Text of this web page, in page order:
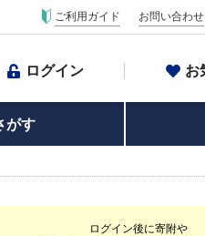
ご利用ガイド お問い合わせ
ログイン お
がす
ログイン後に寄附や